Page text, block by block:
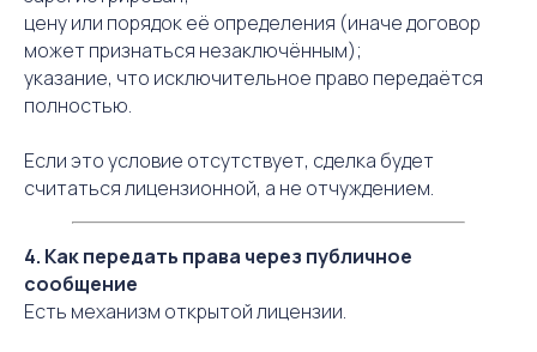
цену или порядок её определения (иначе договор
может признаться незаключённым);
указание, что исключительное право передаётся
полностью.
Если это условие отсутствует, сделка будет
считаться лицензионной, а не отчуждением.
4. Как передать права через публичное
сообщение
Есть механизм открытой лицензии.